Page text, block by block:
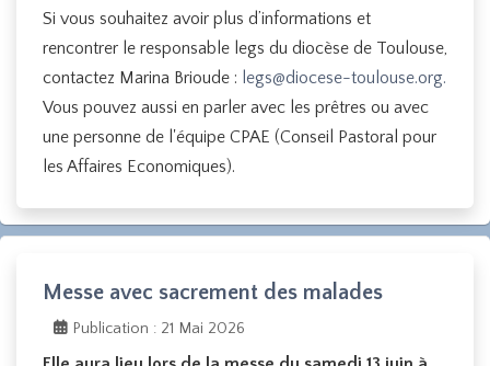
Si vous souhaitez avoir plus d’informations et
rencontrer le responsable legs du diocèse de Toulouse,
contactez Marina Brioude : legs@diocese-toulouse.org.
Vous pouvez aussi en parler avec les prêtres ou avec
une personne de l'équipe CPAE (Conseil Pastoral pour
les Affaires Economiques).
Messe avec sacrement des malades
Publication : 21 Mai 2026